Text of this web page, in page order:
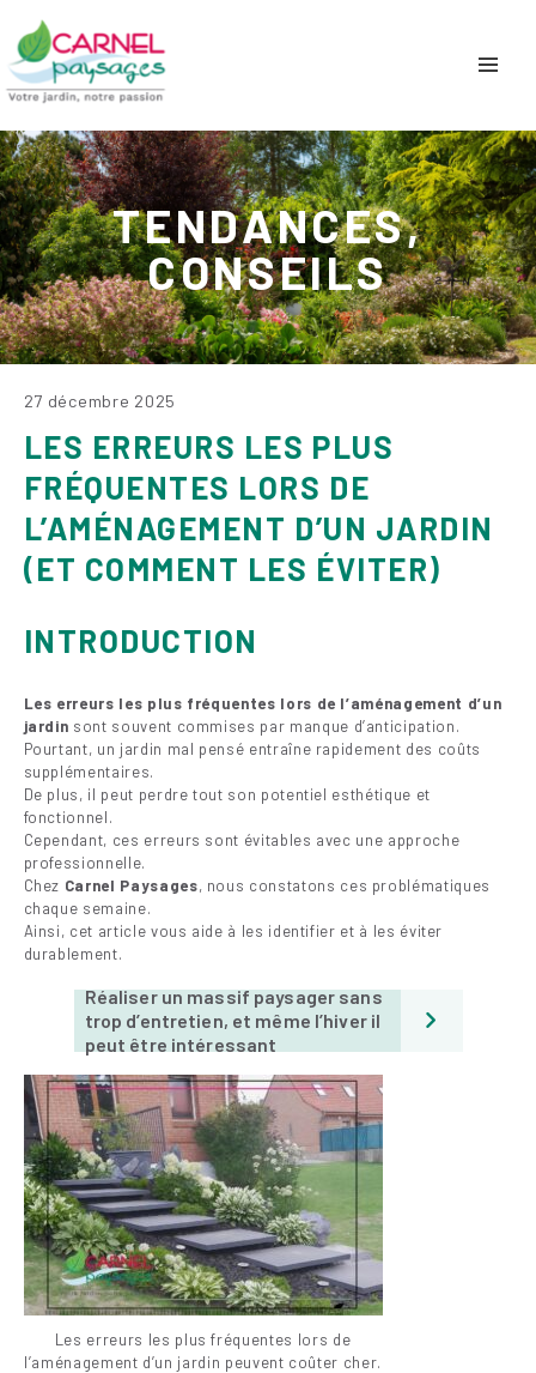
TENDANCES,
CONSEILS
27 décembre 2025
LES ERREURS LES PLUS
FRÉQUENTES LORS DE
L’AMÉNAGEMENT D’UN JARDIN
(ET COMMENT LES ÉVITER)
INTRODUCTION
Les erreurs les plus fréquentes lors de l’aménagement d’un
jardin sont souvent commises par manque d’anticipation.
Pourtant, un jardin mal pensé entraîne rapidement des coûts
supplémentaires.
De plus, il peut perdre tout son potentiel esthétique et
fonctionnel.
Cependant, ces erreurs sont évitables avec une approche
professionnelle.
Chez Carnel Paysages, nous constatons ces problématiques
chaque semaine.
Ainsi, cet article vous aide à les identifier et à les éviter
durablement.
Réaliser un massif paysager sans
trop d’entretien, et même l’hiver il
peut être intéressant
Les erreurs les plus fréquentes lors de
l’aménagement d’un jardin peuvent coûter cher.